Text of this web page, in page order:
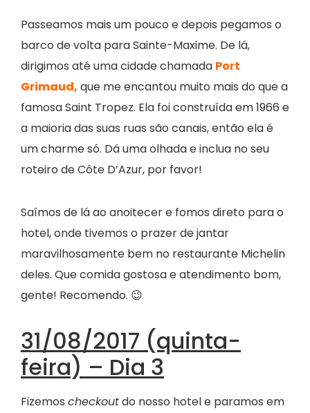
Passeamos mais um pouco e depois pegamos o
barco de volta para Sainte-Maxime. De lá,
dirigimos até uma cidade chamada Port
Grimaud, que me encantou muito mais do que a
famosa Saint Tropez. Ela foi construída em 1966 e
a maioria das suas ruas são canais, então ela é
um charme só. Dá uma olhada e inclua no seu
roteiro de Côte D’Azur, por favor!
Saímos de lá ao anoitecer e fomos direto para o
hotel, onde tivemos o prazer de jantar
maravilhosamente bem no restaurante Michelin
deles. Que comida gostosa e atendimento bom,
gente! Recomendo. 😉
31/08/2017 (quinta-
feira) – Dia 3
Fizemos checkoutdo nosso hotel e paramos em